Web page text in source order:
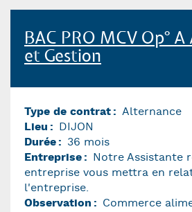
BAC PRO MCV Op°
et Gestion
Type de contrat
Alternance
Lieu
DIJON
Durée
36 mois
Entreprise
Notre Assistante
entreprise vous mettra en
l'entreprise.
Observation
Commerce